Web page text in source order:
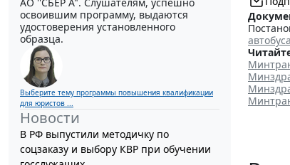
освоившим программу, выдаются
удостоверения установленного
образца.
Выберите тему программы повышения квалификации
для юристов ...
Новости
В РФ выпустили методичку по
соцзаказу и выбору КВР при обучении